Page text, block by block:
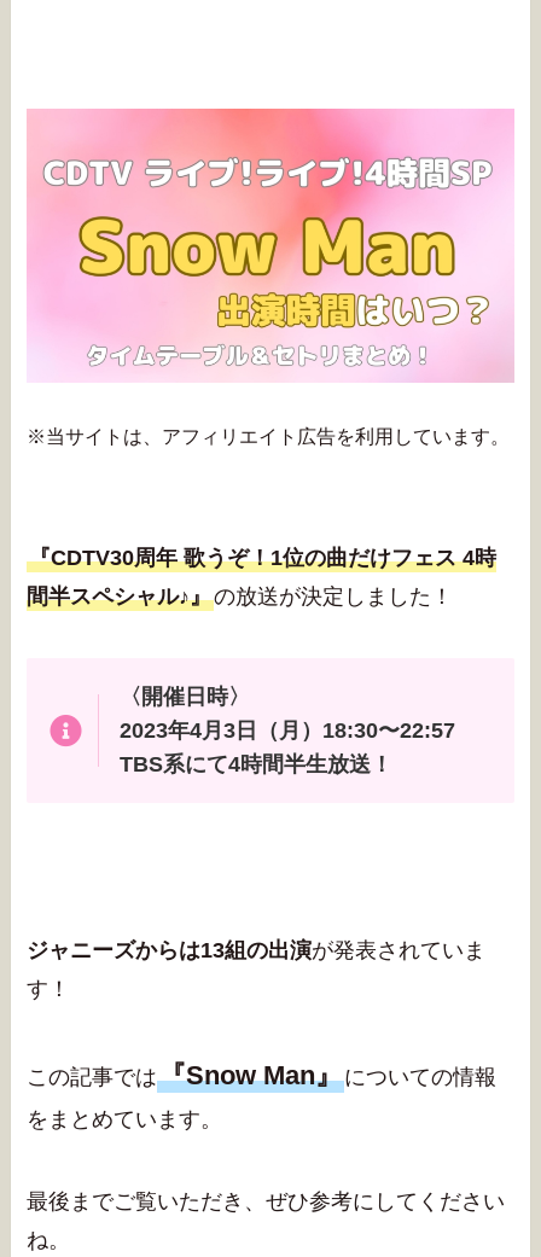
※当サイトは、アフィリエイト広告を利用しています。
『CDTV30周年 歌うぞ！1位の曲だけフェス 4時
間半スペシャル♪』の放送が決定しました！
〈開催日時〉
2023年4月3日（月）18:30〜22:57
TBS系にて4時間半生放送！
ジャニーズからは13組の出演が発表されていま
す！
この記事では『Snow Man』についての情報
をまとめています。
最後までご覧いただき、ぜひ参考にしてください
ね。